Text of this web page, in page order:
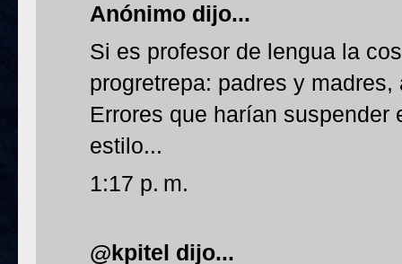
Anónimo dijo...
Si es profesor de lengua la
progretrepa: padres y
Errores que harían
estilo...
1:17 p. m.
@kpitel dijo...